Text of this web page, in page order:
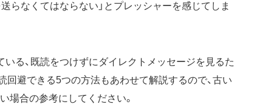
らなくてはならない」とプレッシャーを感じてしま
る、既読をつけずにダイレクトメッセージを見るた
避できる5つの方法もあわせて解説するので、古い
場合の参考にしてください。